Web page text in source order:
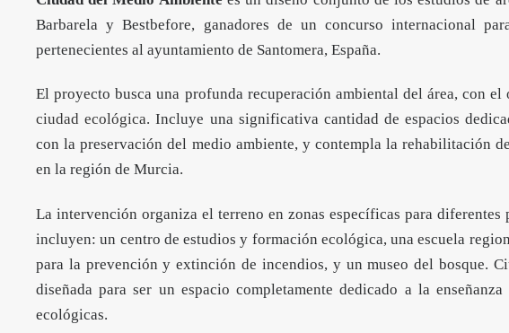
Barbarela y Bestbefore, ganadores de un concurso internacional
pertenecientes al ayuntamiento de Santomera, España.
El proyecto busca una profunda recuperación ambiental del área, con
ciudad ecológica. Incluye una significativa cantidad de espacios
con la preservación del medio ambiente, y contempla la rehabilitación
en la región de Murcia.
La intervención organiza el terreno en zonas específicas para diferentes
incluyen: un centro de estudios y formación ecológica, una escuela
para la prevención y extinción de incendios, y un museo del bosque.
diseñada para ser un espacio completamente dedicado a la
ecológicas.